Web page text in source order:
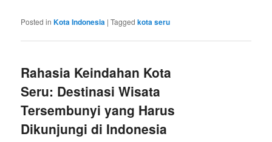
Posted in Kota Indonesia |Tagged kota seru
Rahasia Keindahan Kota
Seru: Destinasi Wisata
Tersembunyi yang Harus
Dikunjungi di Indonesia